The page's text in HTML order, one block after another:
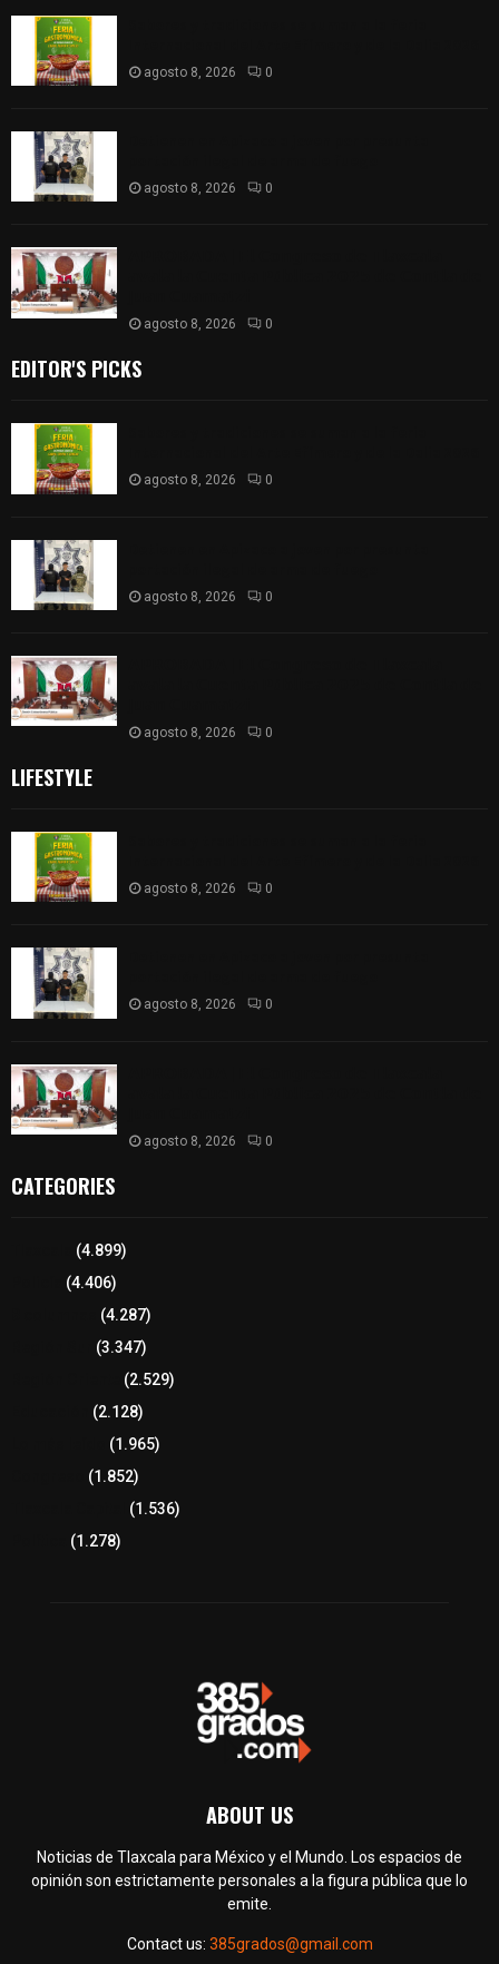
agosto 8, 2026 0
agosto 8, 2026 0
agosto 8, 2026 0
EDITOR'S PICKS
agosto 8, 2026 0
agosto 8, 2026 0
agosto 8, 2026 0
LIFESTYLE
agosto 8, 2026 0
agosto 8, 2026 0
agosto 8, 2026 0
CATEGORIES
(4.899)
(4.406)
(4.287)
(3.347)
(2.529)
(2.128)
(1.965)
(1.852)
(1.536)
(1.278)
ABOUT US
Noticias de Tlaxcala para México y el Mundo. Los espacios de
opinión son estrictamente personales a la figura pública que lo
emite.
Contact us: 385grados@gmail.com